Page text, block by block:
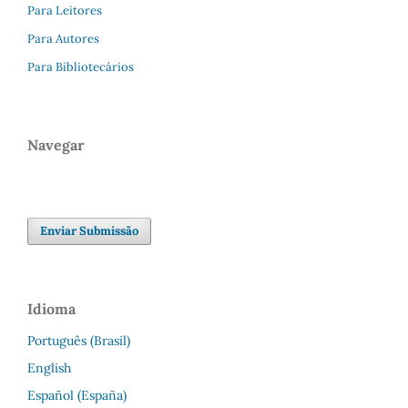
Para Leitores
Para Autores
Para Bibliotecários
Navegar
Enviar Submissão
Idioma
Português (Brasil)
English
Español (España)